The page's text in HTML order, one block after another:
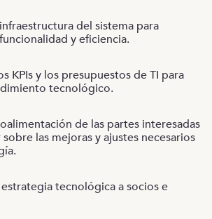
del sistema para
y eficiencia.
KPIs y los presupuestos de TI para
tecnológico.
de las partes interesadas
las mejoras y ajustes necesarios
tecnológica a socios e